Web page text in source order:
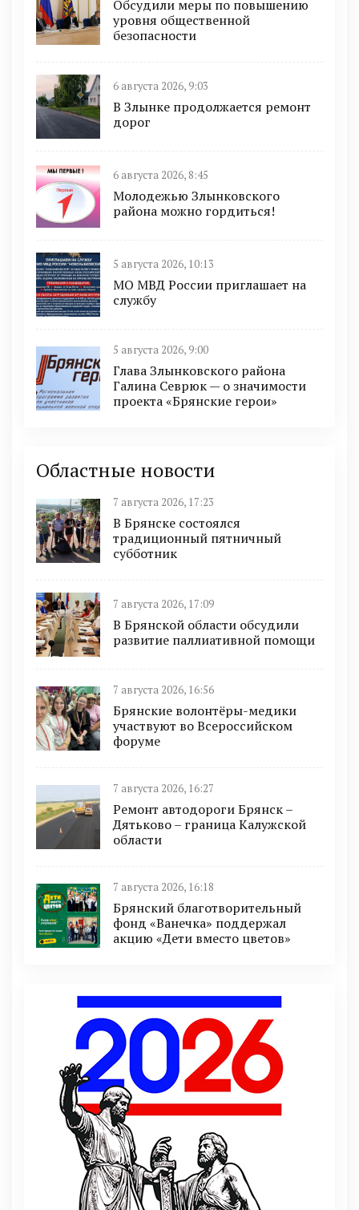
Обсудили меры по повышению
уровня общественной
безопасности
6 августа 2026, 9:03
В Злынке продолжается ремонт
дорог
6 августа 2026, 8:45
Молодежью Злынковского
района можно гордиться!
5 августа 2026, 10:13
МО МВД России приглашает на
службу
5 августа 2026, 9:00
Глава Злынковского района
Галина Севрюк — о значимости
проекта «Брянские герои»
Областные новости
7 августа 2026, 17:23
В Брянске состоялся
традиционный пятничный
субботник
7 августа 2026, 17:09
В Брянской области обсудили
развитие паллиативной помощи
7 августа 2026, 16:56
Брянские волонтёры-медики
участвуют во Всероссийском
форуме
7 августа 2026, 16:27
Ремонт автодороги Брянск –
Дятьково – граница Калужской
области
7 августа 2026, 16:18
Брянский благотворительный
фонд «Ванечка» поддержал
акцию «Дети вместо цветов»